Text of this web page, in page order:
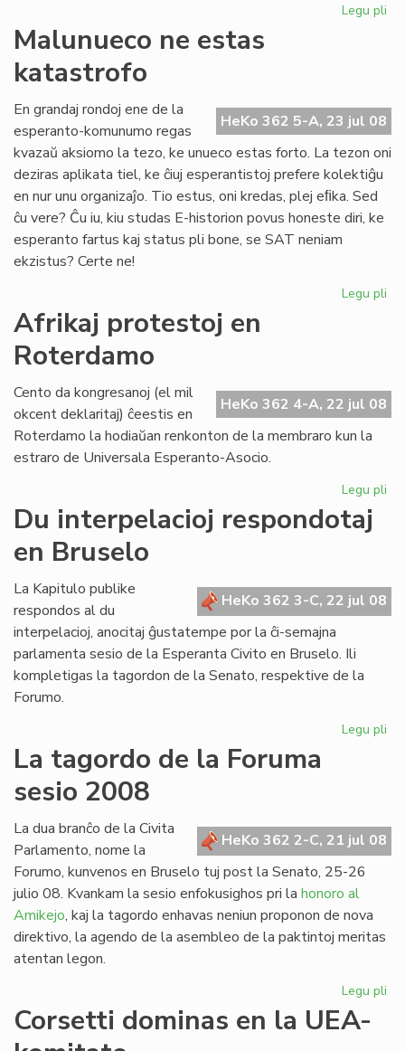
Legu pli
Malunueco ne estas
katastrofo
HeKo 362 5-A, 23 jul 08
En grandaj rondoj ene de la
esperanto-komunumo regas
kvazaŭ aksiomo la tezo, ke unueco estas forto. La tezon oni
deziras aplikata tiel, ke ĉiuj esperantistoj prefere kolektiĝu
en nur unu organizaĵo. Tio estus, oni kredas, plej eﬁka. Sed
ĉu vere? Ĉu iu, kiu studas E-historion povus honeste diri, ke
esperanto fartus kaj status pli bone, se SAT neniam
ekzistus? Certe ne!
Legu pli
Afrikaj protestoj en
Roterdamo
HeKo 362 4-A, 22 jul 08
Cento da kongresanoj (el mil
okcent deklaritaj) ĉeestis en
Roterdamo la hodiaŭan renkonton de la membraro kun la
estraro de Universala Esperanto-Asocio.
Legu pli
Du interpelacioj respondotaj
en Bruselo
HeKo 362 3-C, 22 jul 08
La Kapitulo publike
respondos al du
interpelacioj, anocitaj ĝustatempe por la ĉi-semajna
parlamenta sesio de la Esperanta Civito en Bruselo. Ili
kompletigas la tagordon de la Senato, respektive de la
Forumo.
Legu pli
La tagordo de la Foruma
sesio 2008
HeKo 362 2-C, 21 jul 08
La dua branĉo de la Civita
Parlamento, nome la
Forumo, kunvenos en Bruselo tuj post la Senato, 25-26
julio 08. Kvankam la sesio enfokusighos pri la honoro al
Amikejo, kaj la tagordo enhavas neniun proponon de nova
direktivo, la agendo de la asembleo de la paktintoj meritas
atentan legon.
Legu pli
Corsetti dominas en la UEA-